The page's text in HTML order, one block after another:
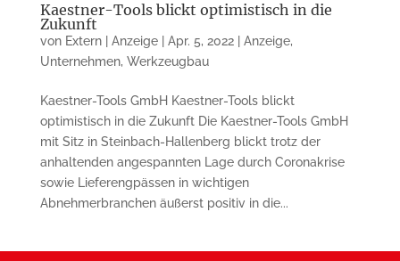
Kaestner-Tools blickt optimistisch in die
Zukunft
von Extern | Anzeige| Apr. 5, 2022| Anzeige,
Unternehmen, Werkzeugbau
Kaestner-Tools GmbH Kaestner-Tools blickt
optimistisch in die Zukunft Die Kaestner-Tools GmbH
mit Sitz in Steinbach-Hallenberg blickt trotz der
anhaltenden angespannten Lage durch Coronakrise
sowie Lieferengpässen in wichtigen
Abnehmerbranchen äußerst positiv in die...